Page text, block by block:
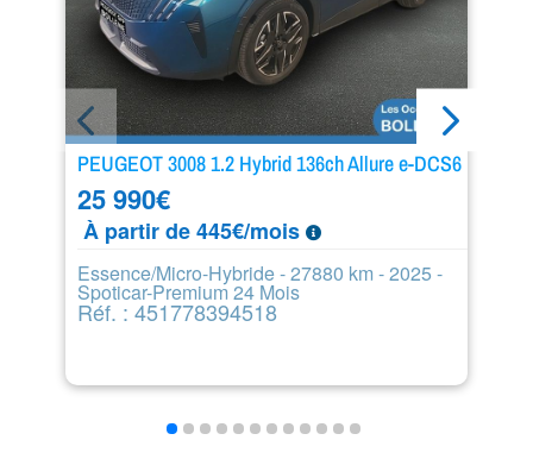
PEUGEOT 3008 1.2 Hybrid 136ch Allure e-DCS6
25 990€
À partir de 445€/mois
Essence/Micro-Hybride - 27880 km - 2025 -
Spoticar-Premium 24 Mois
Réf. : 451778394518